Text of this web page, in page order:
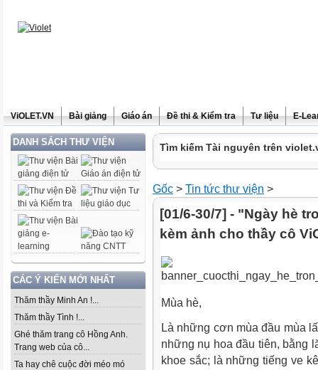
ViOLET.VN Bài giảng Giáo án Đề thi & Kiểm tra Tư liệu E-
DANH SÁCH THƯ VIỆN
CÁC Ý KIẾN MỚI NHẤT
Thăm thầy Minh An !...
Thăm thầy Tình !...
Ghé thăm trang cô Hồng Anh.
Trang web của cô...
Ta hay chê cuộc đời méo mó
Tìm kiếm Tài nguyên trên
Gốc > Tin tức thư viện >
[01/6-30/7] - "Ngày hè
kèm ảnh cho thầy cô
Mùa hè,
Là những cơn mùa đầu mùa
những nụ hoa đầu tiên, bằng
khoe sắc; là những tiếng ve